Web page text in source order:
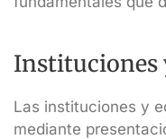
Instituciones
Las instituciones y
mediante